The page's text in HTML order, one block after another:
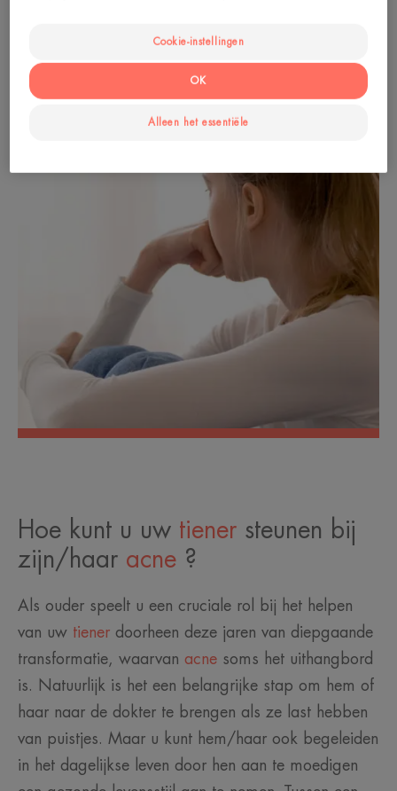
Hoe kunt u uw tiener steunen bij
zijn/haar acne ?
Als ouder speelt u een cruciale rol bij het helpen
van uw tiener doorheen deze jaren van diepgaande
transformatie, waarvan acne soms het uithangbord
is. Natuurlijk is het een belangrijke stap om hem of
haar naar de dokter te brengen als ze last hebben
van puistjes. Maar u kunt hem/haar ook begeleiden
in het dagelijkse leven door hen aan te moedigen
Cookie-instellingen
Alleen het essentiële
OK